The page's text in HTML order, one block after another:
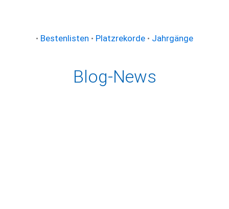
• Bestenlisten • Platzrekorde • Jahrgänge
Blog-News